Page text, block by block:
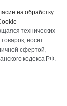
на обработку
технических
носит
офертой,
кодекса РФ.